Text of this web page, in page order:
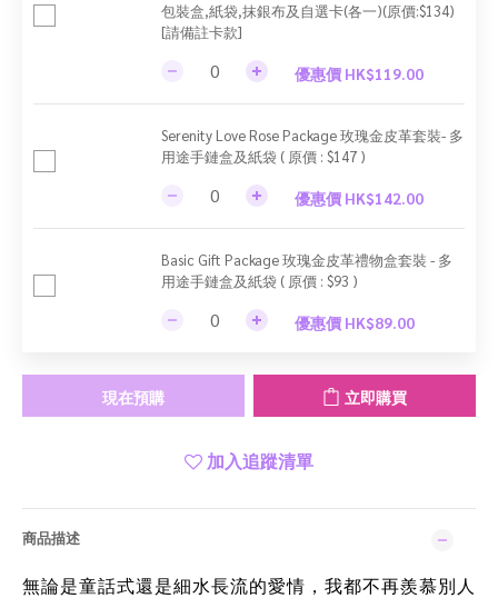
包裝盒,紙袋,抹銀布及自選卡(各一)(原價:$134)
[請備註卡款]
優惠價 HK$119.00
Serenity Love Rose Package 玫瑰金皮革套裝- 多
用途手鏈盒及紙袋 ( 原價 : $147 )
優惠價 HK$142.00
Basic Gift Package 玫瑰金皮革禮物盒套裝 - 多
用途手鏈盒及紙袋 ( 原價 : $93 )
優惠價 HK$89.00
現在預購 立即購買
加入追蹤清單
商品描述
無論是童話式還是細水長流的愛情，我都不再羨慕別人